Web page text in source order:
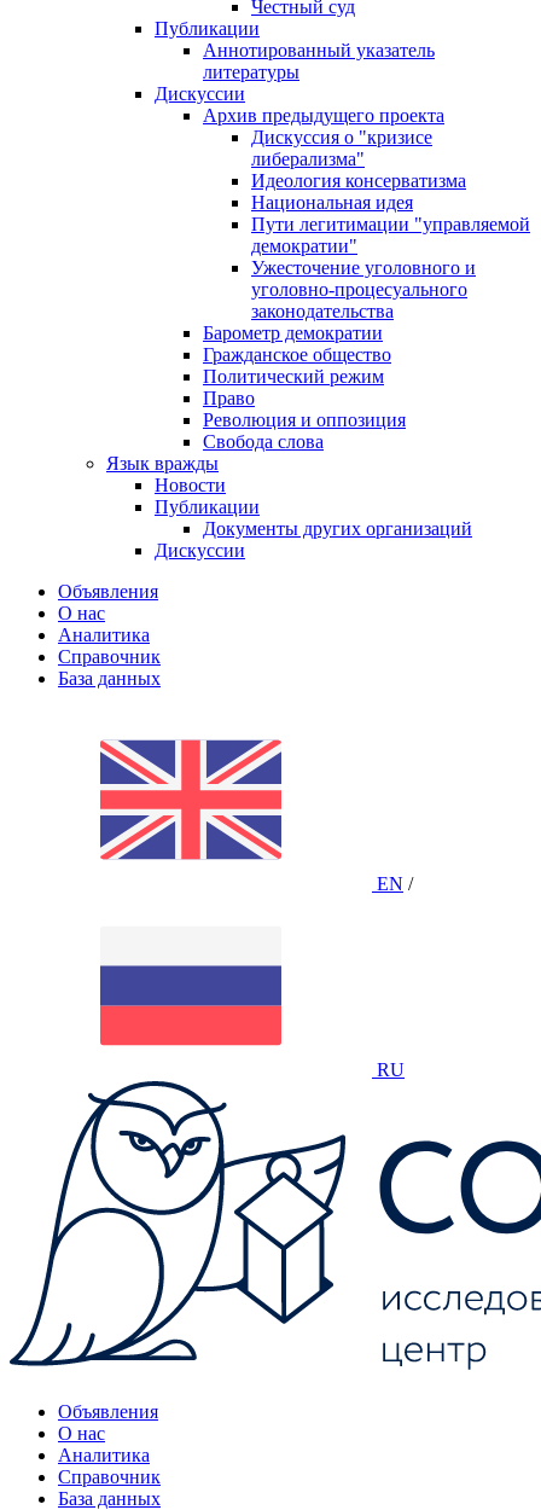
Честный суд
Публикации
Аннотированный указатель
литературы
Дискуссии
Архив предыдущего проекта
Дискуссия о "кризисе
либерализма"
Идеология консерватизма
Национальная идея
Пути легитимации "управляемой
демократии"
Ужесточение уголовного и
уголовно-процесуального
законодательства
Барометр демократии
Гражданское общество
Политический режим
Право
Революция и оппозиция
Свобода слова
Язык вражды
Новости
Публикации
Документы других организаций
Дискуссии
Объявления
О нас
Аналитика
Справочник
База данных
EN /
RU
Объявления
О нас
Аналитика
Справочник
База данных